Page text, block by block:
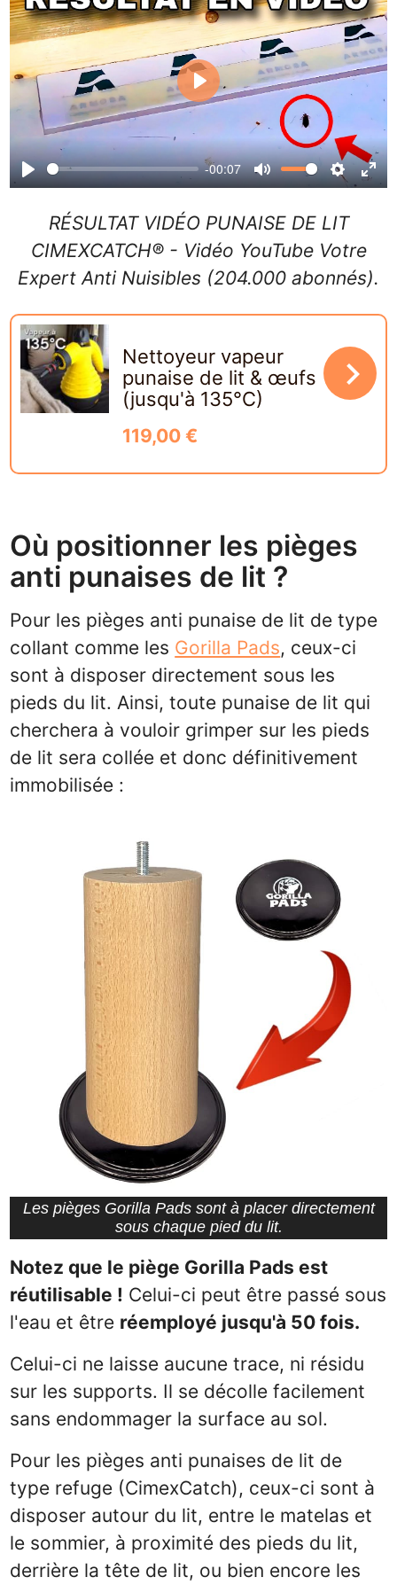
Play
-00:07
Mute
Play
RÉSULTAT VIDÉO PUNAISE DE LIT
CIMEXCATCH® - Vidéo YouTube Votre
Expert Anti Nuisibles (204.000 abonnés).
Nettoyeur vapeur
punaise de lit & œufs
(jusqu'à 135°C)
119,00 €
navigate_next
Où positionner les pièges
anti punaises de lit ?
Pour les pièges anti punaise de lit de type
collant comme les Gorilla Pads, ceux-ci
sont à disposer directement sous les
pieds du lit. Ainsi, toute punaise de lit qui
cherchera à vouloir grimper sur les pieds
de lit sera collée et donc définitivement
immobilisée :
Les pièges Gorilla Pads sont à placer directement
sous chaque pied du lit.
Notez que le piège Gorilla Pads est
réutilisable ! Celui-ci peut être passé sous
l'eau et être réemployé jusqu'à 50 fois.
Celui-ci ne laisse aucune trace, ni résidu
sur les supports. Il se décolle facilement
sans endommager la surface au sol.
Pour les pièges anti punaises de lit de
type refuge (CimexCatch), ceux-ci sont à
disposer autour du lit, entre le matelas et
le sommier, à proximité des pieds du lit,
derrière la tête de lit, ou bien encore les